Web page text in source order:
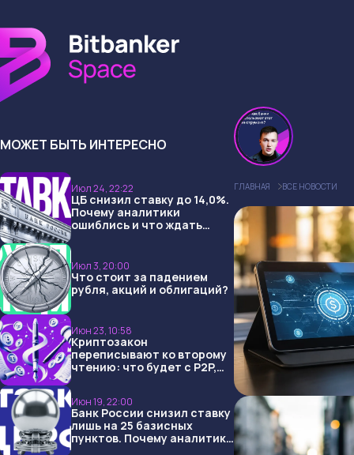
МОЖЕТ БЫТЬ ИНТЕРЕСНО
Июл 24, 22:22
ЦБ снизил ставку до 14,0%.
Почему аналитики
ошиблись и что ждать
Июл 3, 20:00
Что стоит за падением
рубля, акций и облигаций?
Июн 23, 10:58
Криптозакон
переписывают ко второму
чтению: что будет с P2P,
Июн 19, 22:00
Банк России снизил ставку
лишь на 25 базисных
пунктов. Почему аналитики
ГЛАВНАЯ ВСЕ НОВОСТИ